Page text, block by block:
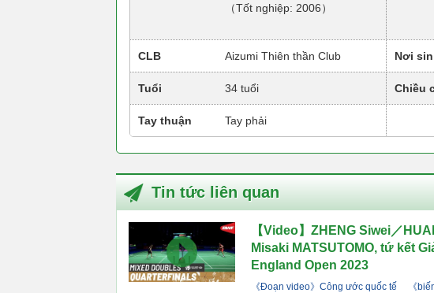
（Tốt nghiệp: 2006）
CLB Aizumi Thiên thần Club Nơi
Tuổi 34 tuổi Chiều
Tay thuận Tay phải
Tin tức liên quan
【Video】ZHENG Siwei／
Misaki MATSUTOMO, tứ kết
England Open 2023
《Đoạn video》Công ước quốc tế 《